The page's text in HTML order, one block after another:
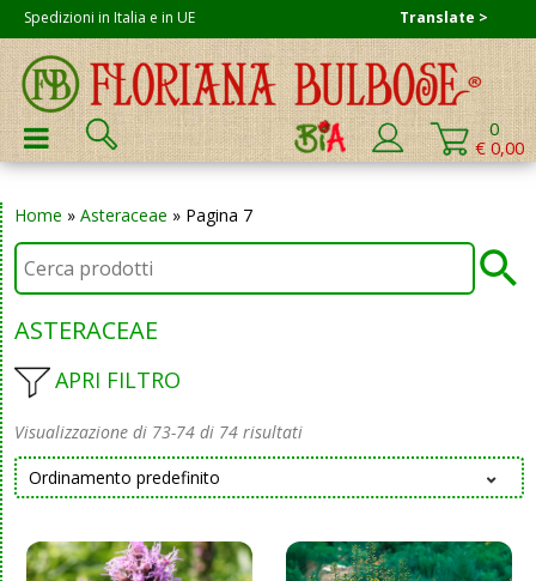
Skip
to
content
Spedizioni in Italia e in UE
Cerca:
0
€ 0,00
PRIMARY MENU
Home » Asteraceae » Pagina 7
ASTERACEAE
APRI FILTRO
Visualizzazione di 73-74 di 74 risultati
Translate >